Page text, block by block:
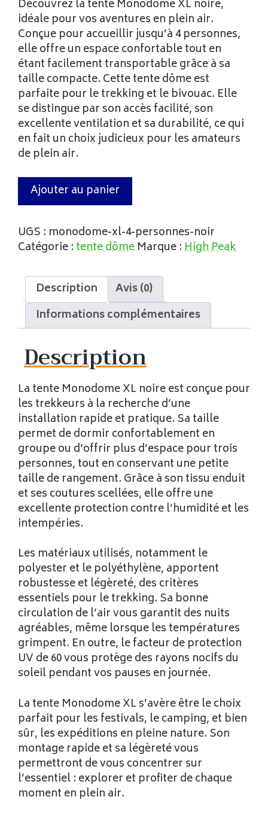
Découvrez la tente Monodome XL noire,
idéale pour vos aventures en plein air.
Conçue pour accueillir jusqu’à 4 personnes,
elle offre un espace confortable tout en
étant facilement transportable grâce à sa
taille compacte. Cette tente dôme est
parfaite pour le trekking et le bivouac. Elle
se distingue par son accès facilité, son
excellente ventilation et sa durabilité, ce qui
en fait un choix judicieux pour les amateurs
de plein air.
Ajouter au panier
UGS : monodome-xl-4-personnes-noir
Catégorie :tente dôme Marque :High Peak
Description
Avis (0)
Informations complémentaires
Description
La tente Monodome XL noire est conçue pour
les trekkeurs à la recherche d’une
installation rapide et pratique. Sa taille
permet de dormir confortablement en
groupe ou d’offrir plus d’espace pour trois
personnes, tout en conservant une petite
taille de rangement. Grâce à son tissu enduit
et ses coutures scellées, elle offre une
excellente protection contre l’humidité et les
intempéries.
Les matériaux utilisés, notamment le
polyester et le polyéthylène, apportent
robustesse et légèreté, des critères
essentiels pour le trekking. Sa bonne
circulation de l’air vous garantit des nuits
agréables, même lorsque les températures
grimpent. En outre, le facteur de protection
UV de 60 vous protège des rayons nocifs du
soleil pendant vos pauses en journée.
La tente Monodome XL s’avère être le choix
parfait pour les festivals, le camping, et bien
sûr, les expéditions en pleine nature. Son
montage rapide et sa légèreté vous
permettront de vous concentrer sur
l’essentiel : explorer et profiter de chaque
moment en plein air.